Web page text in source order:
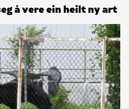
å vere ein heilt ny art